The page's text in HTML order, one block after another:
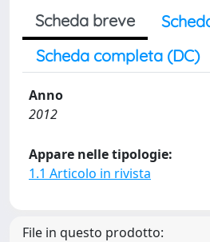
Scheda breve
Scheda completa (DC)
Anno
2012
Appare nelle tipologie:
1.1 Articolo in rivista
File in questo prodotto: